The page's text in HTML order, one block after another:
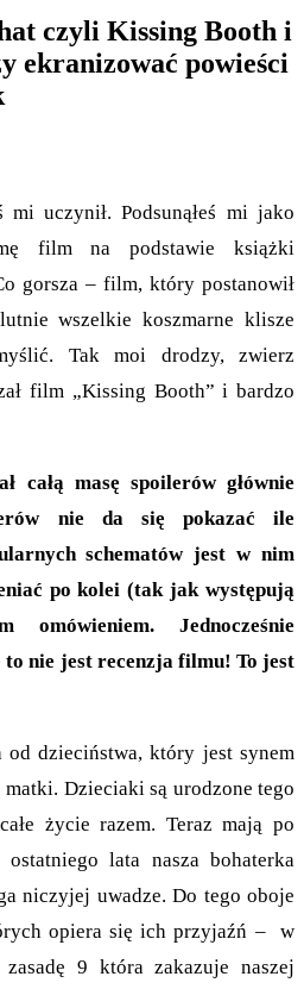
czyli Kissing Booth i
ekranizować powieści
uczynił. Podsunąłeś mi jako
film na podstawie książki
gorsza – film, który postanowił
wszelkie koszmarne klisze
Tak moi drodzy, zwierz
film „Kissing Booth” i bardzo
całą masę spoilerów głównie
nie da się pokazać ile
schematów jest w nim
po kolei (tak jak występują
Jednocześnie
to nie jest recenzja filmu! To jest
od dzieciństwa, który jest synem
Dzieciaki są urodzone tego
życie razem. Teraz mają po
lata nasza bohaterka
niczyjej uwadze. Do tego oboje
opiera się ich przyjaźń – w
zasadę 9 która zakazuje naszej